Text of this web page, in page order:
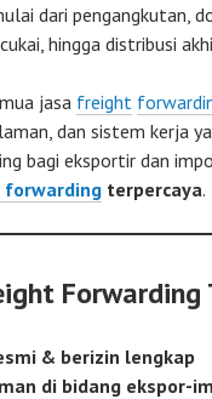
dari pengangkutan,
hingga distribusi
jasa freight
dan sistem kerja
bagi eksportir dan
terpercaya.
Forwarding
& berizin lengkap
di bidang ekspor-